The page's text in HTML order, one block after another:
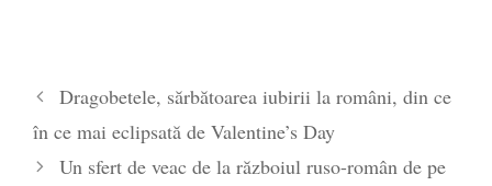
Dragobetele, sărbătoarea iubirii la români, din ce
în ce mai eclipsată de Valentine’s Day
Un sfert de veac de la războiul ruso-român de pe